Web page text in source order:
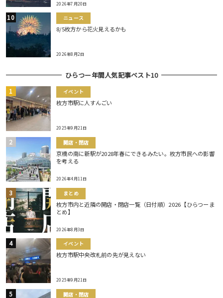
2026年7月20日
ニュース
8/5枚方から花火見えるかも
2026年8月2日
ひらつー年間人気記事ベスト10
イベント
枚方市駅に人すんごい
2025年9月21日
開店・閉店
京橋の南に新駅が2028年春にできるみたい。枚方市民への影響
を考える
2026年4月11日
まとめ
枚方市内と近隣の開店・閉店一覧（日付順）2026【ひらつーま
とめ】
2026年8月3日
イベント
枚方市駅中央改札前の先が見えない
2025年9月21日
開店・閉店